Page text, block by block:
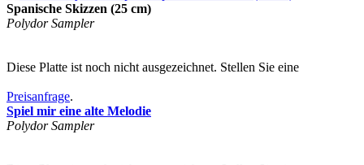
Spanische Skizzen (25 cm)
Polydor Sampler
Diese Platte ist noch nicht ausgezeichnet. Stellen Sie eine
Preisanfrage.
Spiel mir eine alte Melodie
Polydor Sampler